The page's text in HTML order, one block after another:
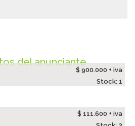
del anunciante
$ 900.000 + iva
Stock: 1
$ 111.600 + iva